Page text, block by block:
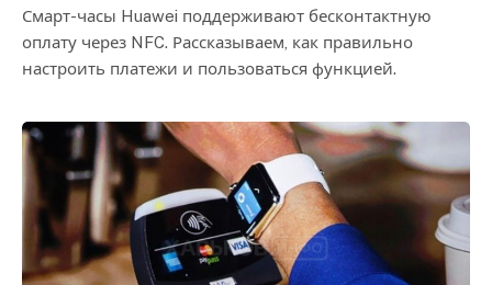
Смарт-часы Huawei поддерживают бесконтактную
оплату через NFC. Рассказываем, как правильно
настроить платежи и пользоваться функцией.